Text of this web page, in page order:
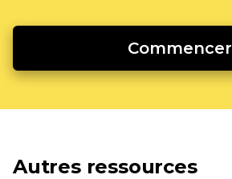
Commencer
Autres ressources